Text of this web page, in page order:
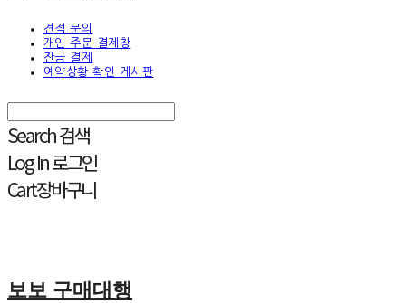
견적 문의
개인 주문 결제창
잔금 결제
예약상황 확인 게시판
Search검색
Log In로그인
Cart장바구니
보보 구매대행